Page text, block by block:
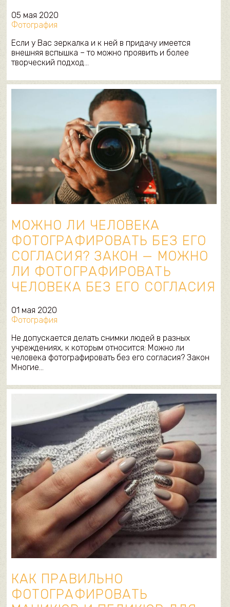
05 мая 2020
Фотография
Если у Вас зеркалка и к ней в придачу имеется
внешняя вспышка – то можно проявить и более
творческий подход…
МОЖНО ЛИ ЧЕЛОВЕКА
ФОТОГРАФИРОВАТЬ БЕЗ ЕГО
СОГЛАСИЯ? ЗАКОН — МОЖНО
ЛИ ФОТОГРАФИРОВАТЬ
ЧЕЛОВЕКА БЕЗ ЕГО СОГЛАСИЯ
01 мая 2020
Фотография
Не допускается делать снимки людей в разных
учреждениях, к которым относится: Можно ли
человека фотографировать без его согласия? Закон
Многие…
КАК ПРАВИЛЬНО
ФОТОГРАФИРОВАТЬ